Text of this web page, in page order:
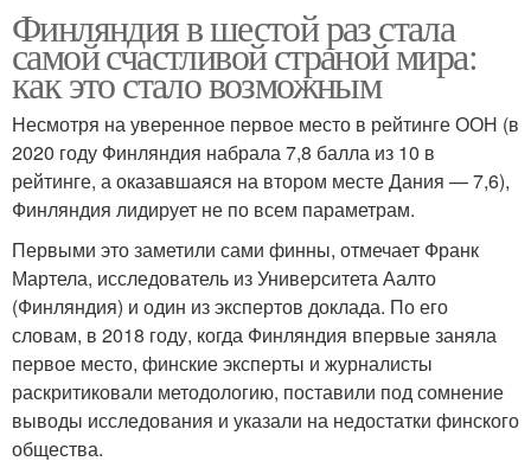
Финляндия в шестой раз стала
самой счастливой страной мира:
как это стало возможным
Несмотря на уверенное первое место в рейтинге ООН (в
2020 году Финляндия набрала 7,8 балла из 10 в
рейтинге, а оказавшаяся на втором месте Дания — 7,6),
Финляндия лидирует не по всем параметрам.
Первыми это заметили сами финны, отмечает Франк
Мартела, исследователь из Университета Аалто
(Финляндия) и один из экспертов доклада. По его
словам, в 2018 году, когда Финляндия впервые заняла
первое место, финские эксперты и журналисты
раскритиковали методологию, поставили под сомнение
выводы исследования и указали на недостатки финского
общества.